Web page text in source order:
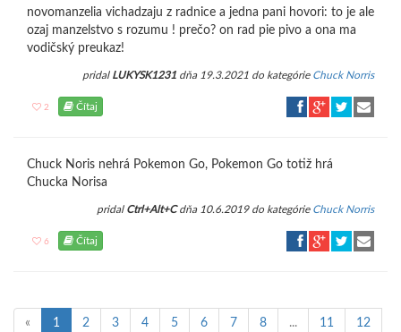
novomanzelia vichadzaju z radnice a jedna pani hovori: to je ale
ozaj manzelstvo s rozumu ! prečo? on rad pie pivo a ona ma
vodičský preukaz!
pridal LUKYSK1231 dňa 19.3.2021 do kategórie Chuck Norris
2 Čítaj
Chuck Noris nehrá Pokemon Go, Pokemon Go totiž hrá
Chucka Norisa
pridal Ctrl+Alt+Cdňa 10.6.2019 do kategórie Chuck Norris
6 Čítaj
« 1 2 3 4 5 6 7 8 ... 11 12